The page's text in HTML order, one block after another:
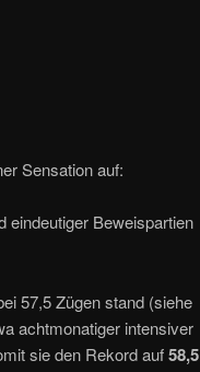
Sensation auf:
eindeutiger Beweispartien
57,5 Zügen stand (siehe
achtmonatiger intensiver
sie den Rekord auf58,5